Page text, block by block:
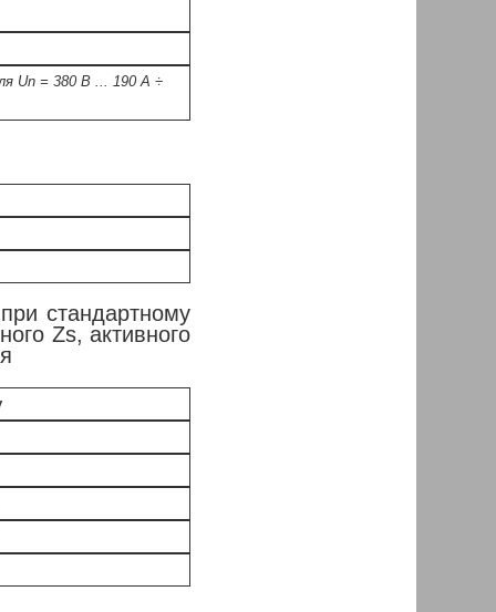
Un = 380 В ... 190 А ÷
стандартному
Zs, активного